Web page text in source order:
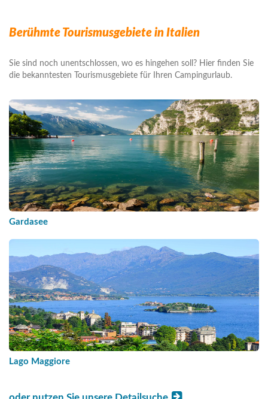
Berühmte Tourismusgebiete in Italien
Sie sind noch unentschlossen, wo es hingehen soll? Hier finden Sie
die bekanntesten Tourismusgebiete für Ihren Campingurlaub.
Gardasee
Lago Maggiore